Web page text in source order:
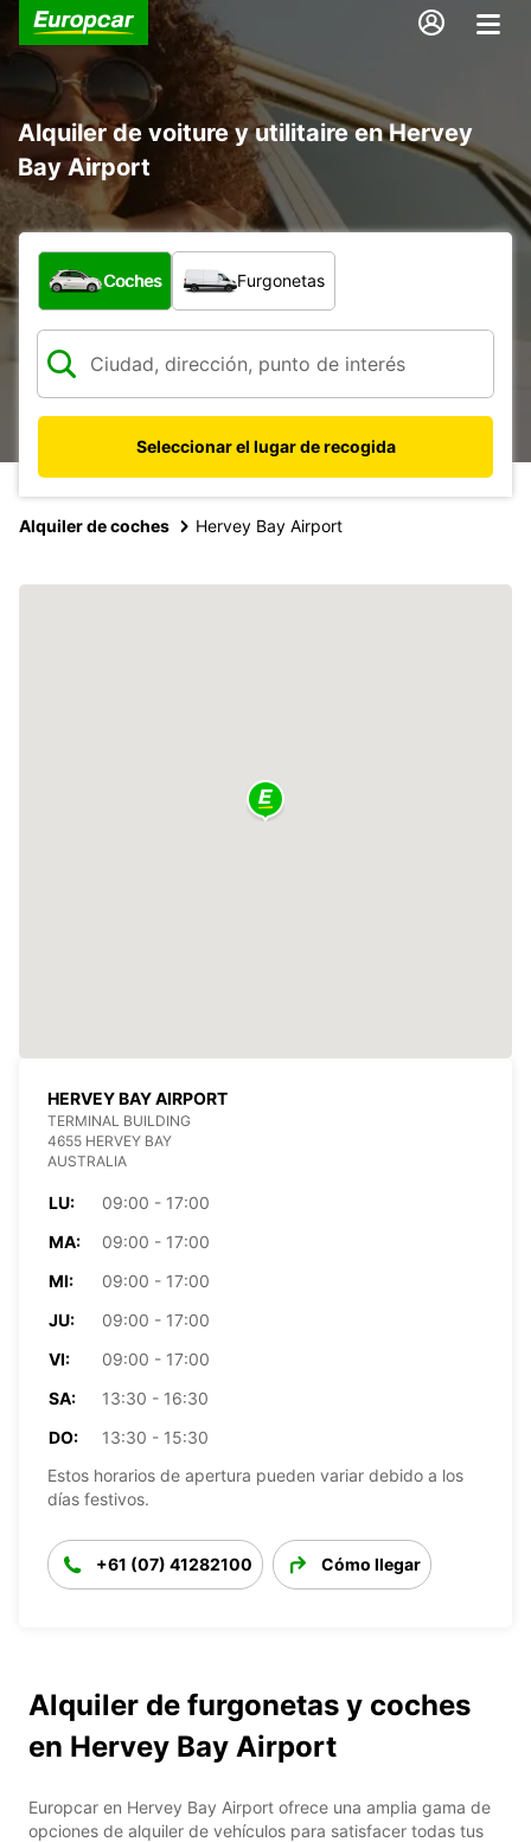
Alquiler de voiture y utilitaire en Hervey
Bay Airport
¿Qué tipo de vehículo?
Coches Furgonetas
Seleccionar el lugar de recogida
Alquiler de coches Hervey Bay Airport
HERVEY BAY AIRPORT
TERMINAL BUILDING
4655 HERVEY BAY
AUSTRALIA
LU:
09:00 - 17:00
MA:
09:00 - 17:00
MI:
09:00 - 17:00
JU:
09:00 - 17:00
VI:
09:00 - 17:00
SA:
13:30 - 16:30
DO:
13:30 - 15:30
Estos horarios de apertura pueden variar debido a los
días festivos.
+61 (07) 41282100 Cómo llegar
Alquiler de furgonetas y coches
en Hervey Bay Airport
Europcar en Hervey Bay Airport ofrece una amplia gama de
opciones de alquiler de vehículos para satisfacer todas tus